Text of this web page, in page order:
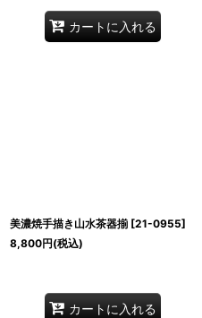
カートに入れる
美濃焼手描き山水茶器揃 [21-0955]
8,800円(税込)
カートに入れる